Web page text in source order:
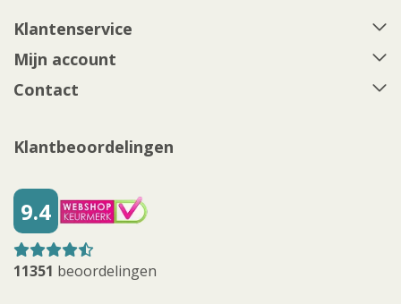
Klantenservice
Mijn account
Contact
Klantbeoordelingen
9.4
11351 beoordelingen